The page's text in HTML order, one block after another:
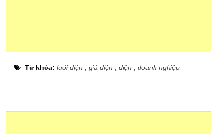
Từ khóa:lưới điện ,giá điện ,điện ,doanh nghiệp